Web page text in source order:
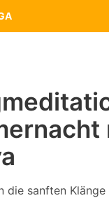
die sanften